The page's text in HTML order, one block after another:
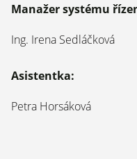
Manažer systému
Ing. Irena Sedláčková
Asistentka:
Petra Horsáková